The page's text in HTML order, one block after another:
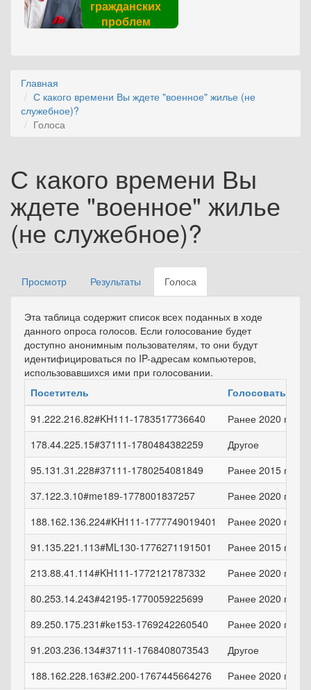
гражданских
проблем
Главная
С какого времени Вы ждете "военное" жилье (не
служебное)?
Голоса
С какого времени Вы
ждете "военное" жилье
(не служебное)?
Главные вкладки
Просмотр Результаты Голоса
вкладка)
Эта таблица содержит список всех поданных в ходе
данного опроса голосов. Если голосование будет
доступно анонимным пользователям, то они будут
идентифицироваться по IP-адресам компьютеров,
использовавшихся ими при голосовании.
Посетитель
Голосовать
91.222.216.82#KH111-1783517736640
Ранее 2020 года
178.44.225.15#37111-1780484382259
Другое
95.131.31.228#37111-1780254081849
Ранее 2015 года
37.122.3.10#me189-1778001837257
Ранее 2020 года
188.162.136.224#KH111-1777749019401
Ранее 2020 года
91.135.221.113#ML130-1776271191501
Ранее 2015 года
213.88.41.114#KH111-1772121787332
Ранее 2020 года
80.253.14.243#42195-1770059225699
Ранее 2020 года
89.250.175.231#ke153-1769242260540
Ранее 2020 года
91.203.236.134#37111-1768408073543
Другое
188.162.228.163#2.200-1767445664276
Ранее 2020 года